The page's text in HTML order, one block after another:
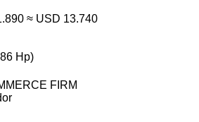
≈ USD 13.740
Hp)
FIRM